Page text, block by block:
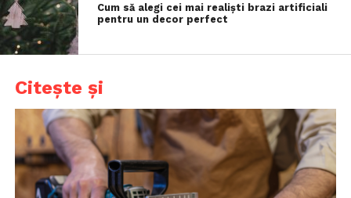
Cum să alegi cei mai realiști brazi artificiali
pentru un decor perfect
Citește și